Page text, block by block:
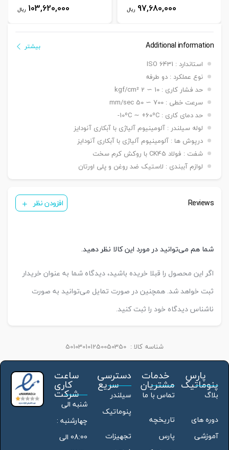
97,680,000 ریال 103,620,000 ریال
Additional information
استاندارد : ISO 6431
نوع عملکرد : دو طرفه
حد فشار کاری : 10 ∼ 2 kgf/cm²
سرعت خطی : 700 ∼ 50 mm/sec
حد دمای کاری : 10ºC ∼ +60ºC-
لوله سیلندر : آلومینیوم آلیاژی با آبکاری آنودایز
درپوش ها : آلومینیوم آلیاژی با آبکاری آنودایز
شفت : فولاد CK45 با روکش کرم سخت
لوازم آببندی : لاستیک ضد روغن و پلی اورتان
بیشتر
Reviews افزودن نظر
شما هم می‌توانید در مورد این کالا نظر دهید.
اگر این محصول را قبلا خریده باشید، دیدگاه شما به عنوان خریدار
ثبت خواهد شد. همچنین در صورت تمایل می‌توانید به صورت
ناشناس دیدگاه خود را ثبت کنید.
شناسه کالا : 501030101250050350
پارس
پنوماتیک
بلاگ
دوره های
آموزشی
خدمات
مشتریان
تماس با ما
تاریخچه
پارس
دسترسی
سریع
سیلندر
پنوماتیک
تجهیزات
ساعت
کاری
شرکت
شنبه الی
چهارشنبه :
08:00 الی